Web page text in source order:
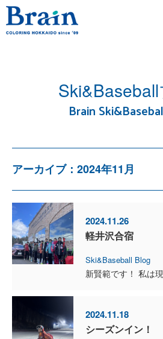
Brain
アーカイブ：2024年11月
2024.11.26
軽井沢合宿
Ski&Baseball Blog
2024.11.18
シーズンイン！